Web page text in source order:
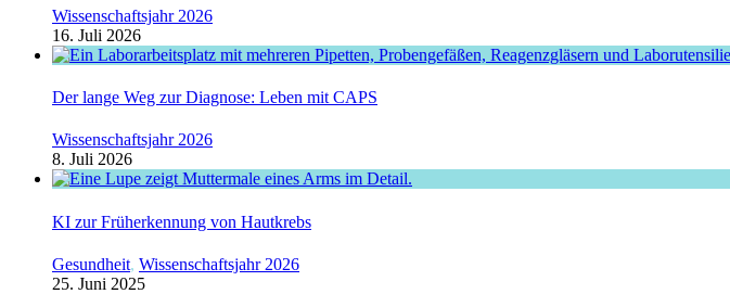
Wissenschaftsjahr 2026
16. Juli 2026
Der lange Weg zur Diagnose: Leben mit CAPS
Wissenschaftsjahr 2026
8. Juli 2026
KI zur Früherkennung von Hautkrebs
Gesundheit, Wissenschaftsjahr 2026
25. Juni 2025